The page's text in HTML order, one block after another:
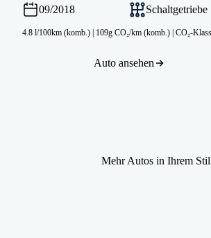
09/2018 Schaltgetriebe
4.8 l/100km (komb.) | 109g CO₂/km (komb.) | CO₂-
Auto ansehen
Mehr Autos in Ihrem Stil